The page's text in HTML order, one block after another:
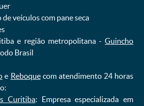
de veículos com pane seca
e região metropolitana -Guincho
Brasil
e Reboquecom atendimento 24 horas
Curitiba: Empresa especializada em